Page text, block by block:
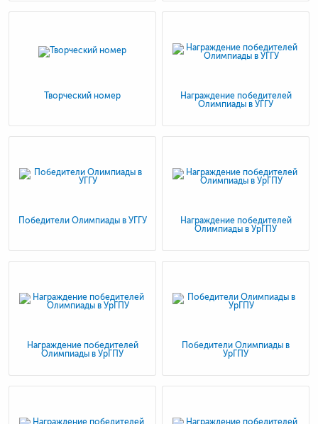
Творческий номер
Награждение победителей
Олимпиады в УГГУ
Победители Олимпиады в УГГУ
Награждение победителей
Олимпиады в УрГПУ
Награждение победителей
Олимпиады в УрГПУ
Победители Олимпиады в
УрГПУ